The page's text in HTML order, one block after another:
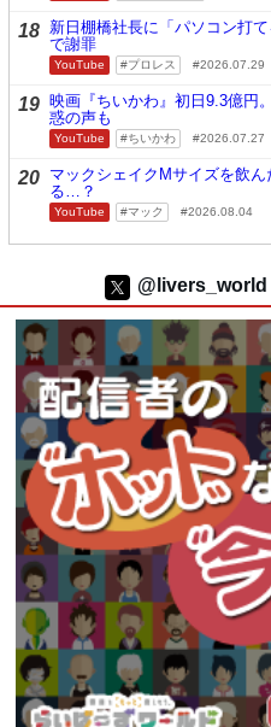
18 新日棚橋社長に「パソコン打
で謝罪
YouTube プロレス 2026.07.29
19 映画『ちいかわ』初日9.3億円
惑の声も
YouTube ちいかわ 2026.07.27
20 マックシェイクMサイズを飲
る…？
YouTube マック 2026.08.04
@livers_world